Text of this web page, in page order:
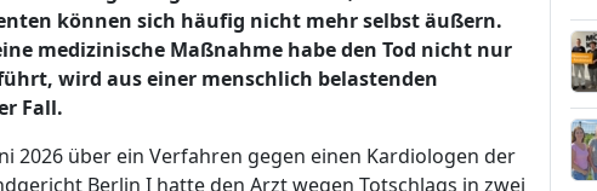
können sich häufig nicht mehr selbst äußern.
medizinische Maßnahme habe den Tod nicht nur
wird aus einer menschlich belastenden
Fall.
2026 über ein Verfahren gegen einen Kardiologen der
Berlin I hatte den Arzt wegen Totschlags in zwei